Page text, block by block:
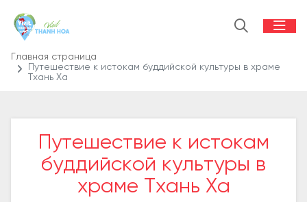
Главная страница
Путешествие к истокам буддийской культуры в храме
Тхань Ха
Путешествие к истокам
буддийской культуры в
храме Тхань Ха